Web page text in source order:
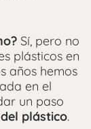
Sí, pero no
plásticos en
años hemos
en el
un paso
plástico.